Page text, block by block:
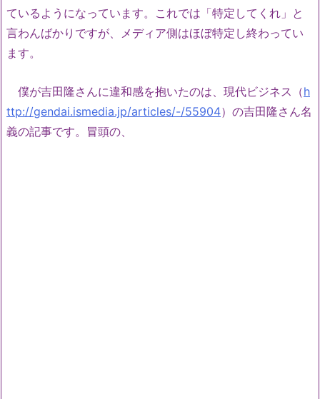
ているようになっています。これでは「特定してくれ」と
言わんばかりですが、メディア側はほぼ特定し終わってい
ます。
僕が吉田隆さんに違和感を抱いたのは、現代ビジネス（h
ttp://gendai.ismedia.jp/articles/-/55904）の吉田隆さん名
義の記事です。冒頭の、